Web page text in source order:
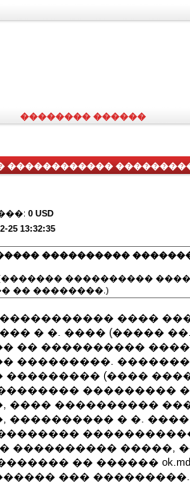
�������� ������
������������
0 USD
25 13:32:35
����������
����������
�� ��������.)
����
� �. ���� (�����
�� ����������
���������.
(����
���������
���� ����������
���������� � �.
���������� �����,
�� ������
��� ���������.